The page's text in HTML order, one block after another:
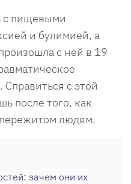
с пищевыми
и булимией, а
с ней в 19
Справиться с этой
после того, как
пережитом людям.
зачем они их